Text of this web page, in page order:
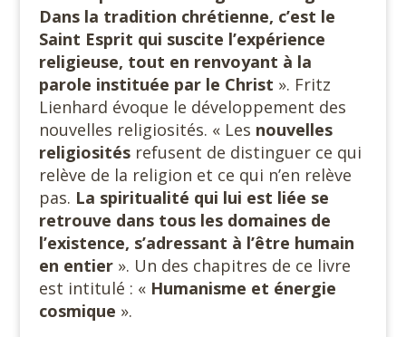
Dans la tradition chrétienne, c’est le
Saint Esprit qui suscite l’expérience
religieuse, tout en renvoyant à la
parole instituée par le Christ ». Fritz
Lienhard évoque le développement des
nouvelles religiosités. « Les nouvelles
religiositésrefusent de distinguer ce qui
relève de la religion et ce qui n’en relève
pas. La spiritualité qui lui est liée se
retrouve dans tous les domaines de
l’existence, s’adressant à l’être humain
en entier». Un des chapitres de ce livre
est intitulé : « Humanisme et énergie
cosmique ».